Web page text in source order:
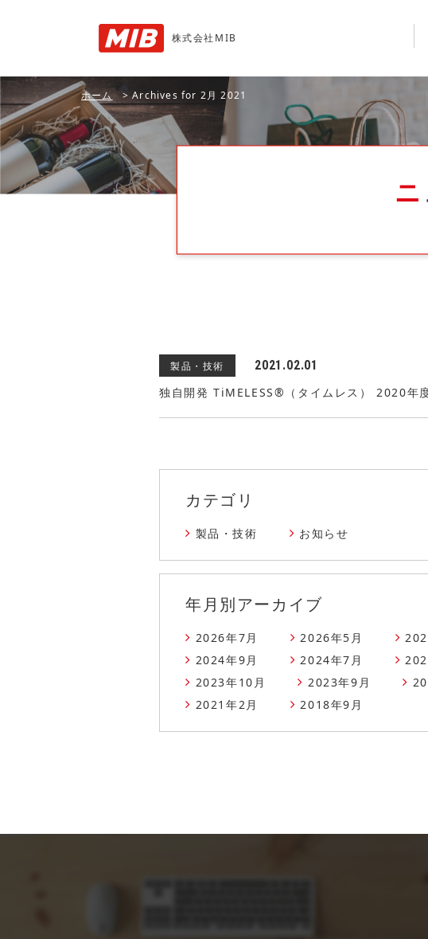
株式会社MIB
ホーム >Archives for 2月 2021
製品・技術
2021.02.01
独自開発 TiMELESS®（タイムレス） 2020年
カテゴリ
製品・技術 お知らせ
年月別アーカイブ
2026年7月 2026年5月
2024年9月
2024年7月
2023年10月
2023年9月
2021年2月
2018年9月